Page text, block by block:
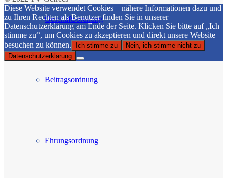
Geschäftsordnung
Beitragsordnung
Ehrungsordnung
Diese Website verwendet Cookies – nähere Informationen dazu und
zu Ihren Rechten als Benutzer finden Sie in unserer
Datenschutzerklärung am Ende der Seite. Klicken Sie bitte auf „Ich
stimme zu“, um Cookies zu akzeptieren und direkt unsere Website
besuchen zu können.
Ich stimme zu
Nein, ich stimme nicht zu
Datenschutzerklärung